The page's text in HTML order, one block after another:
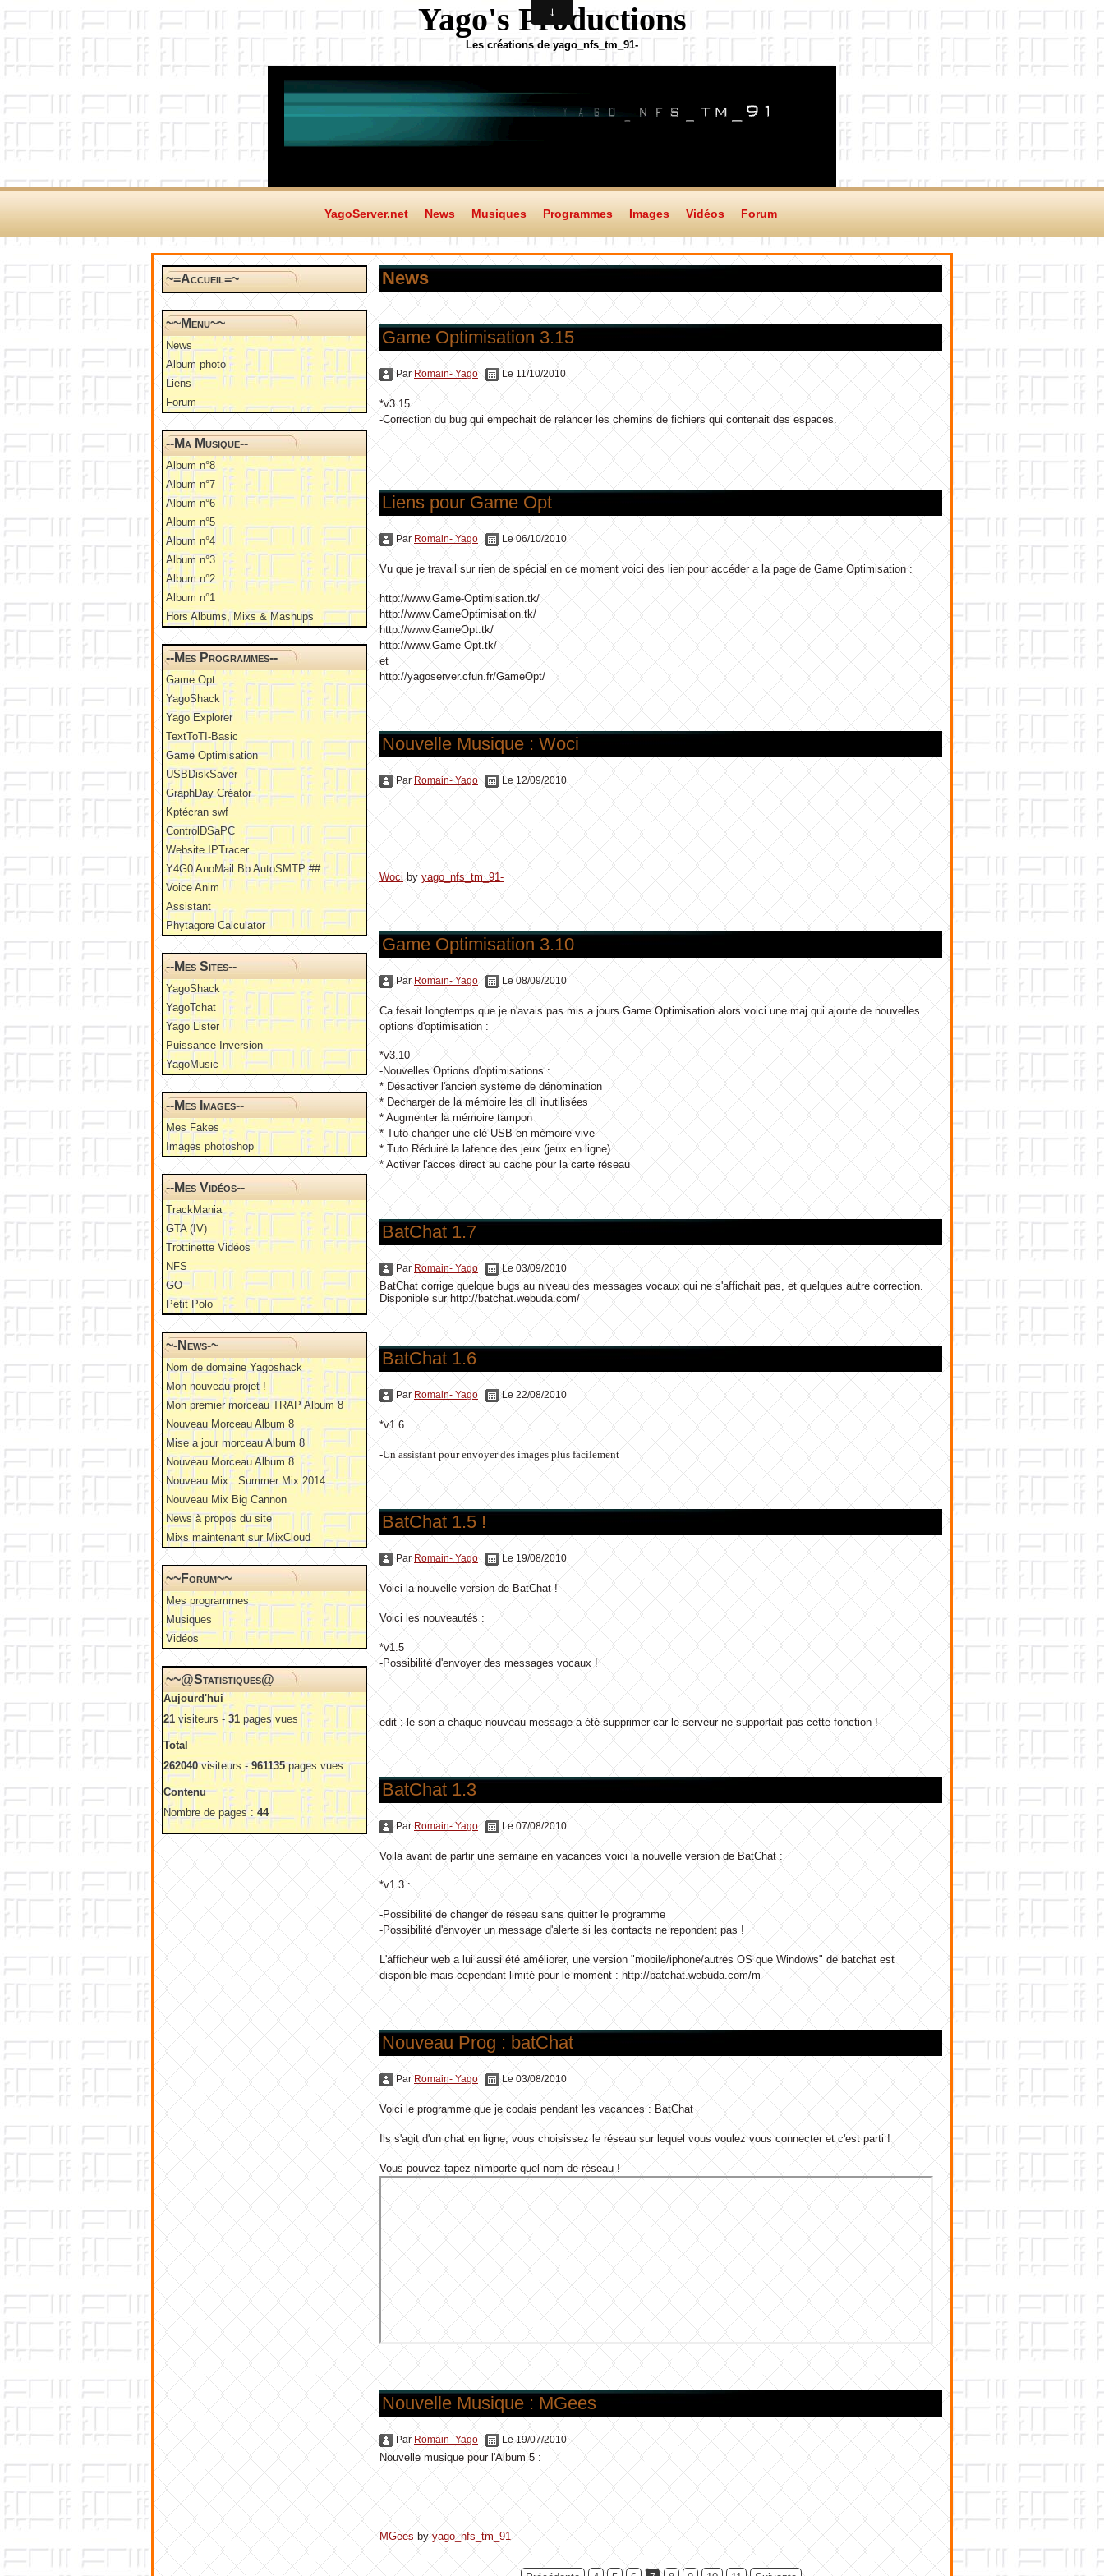
Yago's Productions
Les créations de yago_nfs_tm_91-
YagoServer.net News Musiques Programmes Images Vidéos Forum
~=Accueil=~
~~Menu~~
News
Album photo
Liens
Forum
--Ma Musique--
Album n°8
Album n°7
Album n°6
Album n°5
Album n°4
Album n°3
Album n°2
Album n°1
Hors Albums, Mixs & Mashups
--Mes Programmes--
Game Opt
YagoShack
Yago Explorer
TextToTI-Basic
Game Optimisation
USBDiskSaver
GraphDay Créator
Kptécran swf
ControlDSaPC
Website IPTracer
Y4G0 AnoMail Bb AutoSMTP ##
Voice Anim
Assistant
Phytagore Calculator
--Mes Sites--
YagoShack
YagoTchat
Yago Lister
Puissance Inversion
YagoMusic
--Mes Images--
Mes Fakes
Images photoshop
--Mes Vidéos--
TrackMania
GTA (IV)
Trottinette Vidéos
NFS
GO
Petit Polo
~-News-~
Nom de domaine Yagoshack
Mon nouveau projet !
Mon premier morceau TRAP Album 8
Nouveau Morceau Album 8
Mise a jour morceau Album 8
Nouveau Morceau Album 8
Nouveau Mix : Summer Mix 2014
Nouveau Mix Big Cannon
News à propos du site
Mixs maintenant sur MixCloud
~~Forum~~
Mes programmes
Musiques
Vidéos
~~@Statistiques@
Aujourd'hui
21 visiteurs - 31 pages vues
Total
262040visiteurs -961135pages vues
Contenu
Nombre de pages :44
News
Game Optimisation 3.15
ParRomain- Yago Le 11/10/2010
*v3.15
-Correction du bug qui empechait de relancer les chemins de fichiers qui contenait des espaces.
Liens pour Game Opt
Par Romain- Yago Le 06/10/2010
Vu que je travail sur rien de spécial en ce moment voici des lien pour accéder a la page de Game Optimisation :
http://www.Game-Optimisation.tk/
http://www.GameOptimisation.tk/
http://www.GameOpt.tk/
http://www.Game-Opt.tk/
et
http://yagoserver.cfun.fr/GameOpt/
Nouvelle Musique : Woci
ParRomain- Yago Le 12/09/2010
Wociby yago_nfs_tm_91-
Game Optimisation 3.10
Par Romain- Yago Le 08/09/2010
Ca fesait longtemps que je n'avais pas mis a jours Game Optimisation alors voici une maj qui ajoute de nouvelles
options d'optimisation :
*v3.10
-Nouvelles Options d'optimisations :
* Désactiver l'ancien systeme de dénomination
* Decharger de la mémoire les dll inutilisées
* Augmenter la mémoire tampon
* Tuto changer une clé USB en mémoire vive
* Tuto Réduire la latence des jeux (jeux en ligne)
* Activer l'acces direct au cache pour la carte réseau
BatChat 1.7
ParRomain- Yago Le 03/09/2010
BatChat corrige quelque bugs au niveau des messages vocaux qui ne s'affichait pas, et quelques autre correction.
Disponible sur http://batchat.webuda.com/
BatChat 1.6
Par Romain- Yago Le 22/08/2010
*v1.6
-Un assistant pour envoyer des images plus facilement
BatChat 1.5 !
ParRomain- Yago Le 19/08/2010
Voici la nouvelle version de BatChat !
Voici les nouveautés :
*v1.5
-Possibilité d'envoyer des messages vocaux !
edit : le son a chaque nouveau message a été supprimer car le serveur ne supportait pas cette fonction !
BatChat 1.3
ParRomain- Yago Le 07/08/2010
Voila avant de partir une semaine en vacances voici la nouvelle version de BatChat :
*v1.3 :
-Possibilité de changer de réseau sans quitter le programme
-Possibilité d'envoyer un message d'alerte si les contacts ne repondent pas !
L'afficheur web a lui aussi été améliorer, une version "mobile/iphone/autres OS que Windows" de batchat est
disponible mais cependant limité pour le moment : http://batchat.webuda.com/m
Nouveau Prog : batChat
ParRomain- Yago Le 03/08/2010
Voici le programme que je codais pendant les vacances : BatChat
Ils s'agit d'un chat en ligne, vous choisissez le réseau sur lequel vous voulez vous connecter et c'est parti !
Vous pouvez tapez n'importe quel nom de réseau !
Nouvelle Musique : MGees
Par Romain- Yago Le 19/07/2010
Nouvelle musique pour l'Album 5 :
MGees byyago_nfs_tm_91-